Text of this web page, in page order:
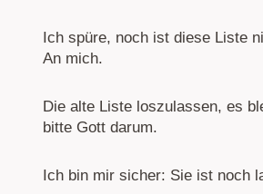
Ich spüre, noch ist diese Liste
An mich.
Die alte Liste loszulassen, es
bitte Gott darum.
Ich bin mir sicher: Sie ist noch